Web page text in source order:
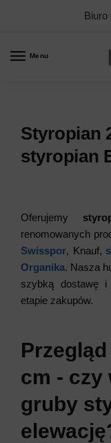
Biuro
Menu
Styropian
styropian
Oferujemy
renomowanych
Swisspor, Knauf,
Organika. Nasza
szybką dostawę i
etapie zakupów.
cm - czy
gruby